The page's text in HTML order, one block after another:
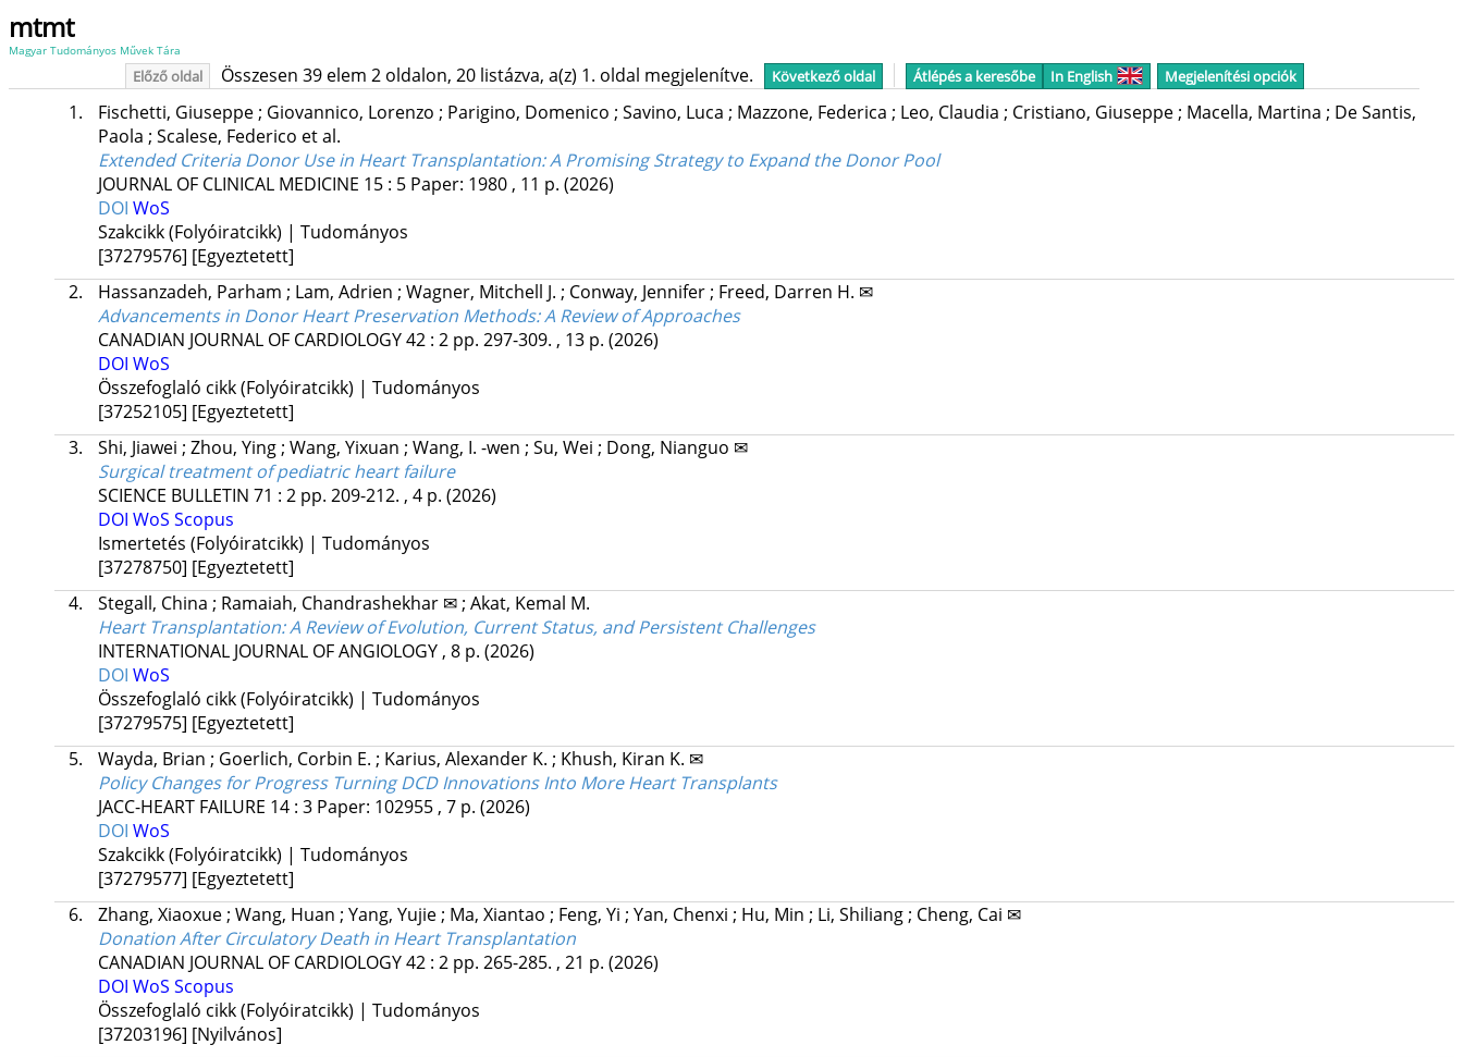
mtmt
Magyar Tudományos Művek Tára
Előző oldal Összesen 39 elem 2 oldalon, 20 listázva, a(z) 1. oldal megjelenítve. Következő oldal Átlépés a keresőbe In English Megjelenítési opciók
1. Fischetti, Giuseppe; Giovannico, Lorenzo ; Parigino, Domenico ; Savino, Luca ; Mazzone, Federica ; Leo, Claudia ; Cristiano, Giuseppe; Macella, Martina ; De Santis,
Paola ; Scalese, Federico et al.
Extended Criteria Donor Use in Heart Transplantation: A Promising Strategy to Expand the Donor Pool
JOURNAL OF CLINICAL MEDICINE 15: 5 Paper: 1980 , 11 p. (2026)
DOI WoS
Szakcikk (Folyóiratcikk) | Tudományos
[37279576] [Egyeztetett]
2.
Hassanzadeh, Parham ; Lam, Adrien ; Wagner, Mitchell J. ; Conway, Jennifer; Freed, Darren H. ✉
Advancements in Donor Heart Preservation Methods: A Review of Approaches
CANADIAN JOURNAL OF CARDIOLOGY42: 2 pp. 297-309. , 13 p. (2026)
DOI WoS
Összefoglaló cikk (Folyóiratcikk) | Tudományos
[37252105] [Egyeztetett]
3.
Shi, Jiawei ; Zhou, Ying; Wang, Yixuan ; Wang, I. -wen ; Su, Wei ; Dong, Nianguo ✉
Surgical treatment of pediatric heart failure
SCIENCE BULLETIN 71 : 2 pp. 209-212. , 4 p. (2026)
DOI WoS Scopus
Ismertetés (Folyóiratcikk) | Tudományos
[37278750] [Egyeztetett]
4.
Stegall, China ; Ramaiah, Chandrashekhar ✉; Akat, Kemal M.
Heart Transplantation: A Review of Evolution, Current Status, and Persistent Challenges
INTERNATIONAL JOURNAL OF ANGIOLOGY, 8 p. (2026)
DOI WoS
Összefoglaló cikk (Folyóiratcikk) | Tudományos
[37279575] [Egyeztetett]
5.
Wayda, Brian ; Goerlich, Corbin E. ; Karius, Alexander K. ; Khush, Kiran K. ✉
Policy Changes for Progress Turning DCD Innovations Into More Heart Transplants
JACC-HEART FAILURE 14: 3 Paper: 102955 , 7 p. (2026)
DOI WoS
Szakcikk (Folyóiratcikk) | Tudományos
[37279577] [Egyeztetett]
6.
Zhang, Xiaoxue; Wang, Huan ; Yang, Yujie; Ma, Xiantao ; Feng, Yi ; Yan, Chenxi ; Hu, Min ; Li, Shiliang; Cheng, Cai ✉
Donation After Circulatory Death in Heart Transplantation
CANADIAN JOURNAL OF CARDIOLOGY42: 2 pp. 265-285. , 21 p. (2026)
DOI WoS Scopus
Összefoglaló cikk (Folyóiratcikk) | Tudományos
[37203196] [Nyilvános]